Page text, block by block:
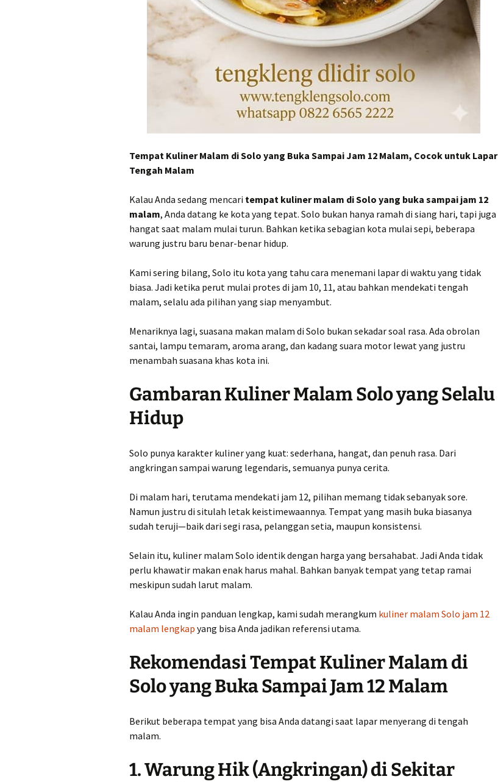
Tempat Kuliner Malam di Solo yang Buka Sampai Jam 12 Malam, Cocok untuk Lapar
Tengah Malam
Kalau Anda sedang mencari tempat kuliner malam di Solo yang buka sampai jam 12
malam, Anda datang ke kota yang tepat. Solo bukan hanya ramah di siang hari, tapi juga
hangat saat malam mulai turun. Bahkan ketika sebagian kota mulai sepi, beberapa
warung justru baru benar-benar hidup.
Kami sering bilang, Solo itu kota yang tahu cara menemani lapar di waktu yang tidak
biasa. Jadi ketika perut mulai protes di jam 10, 11, atau bahkan mendekati tengah
malam, selalu ada pilihan yang siap menyambut.
Menariknya lagi, suasana makan malam di Solo bukan sekadar soal rasa. Ada obrolan
santai, lampu temaram, aroma arang, dan kadang suara motor lewat yang justru
menambah suasana khas kota ini.
Gambaran Kuliner Malam Solo yang Selalu
Hidup
Solo punya karakter kuliner yang kuat: sederhana, hangat, dan penuh rasa. Dari
angkringan sampai warung legendaris, semuanya punya cerita.
Di malam hari, terutama mendekati jam 12, pilihan memang tidak sebanyak sore.
Namun justru di situlah letak keistimewaannya. Tempat yang masih buka biasanya
sudah teruji—baik dari segi rasa, pelanggan setia, maupun konsistensi.
Selain itu, kuliner malam Solo identik dengan harga yang bersahabat. Jadi Anda tidak
perlu khawatir makan enak harus mahal. Bahkan banyak tempat yang tetap ramai
meskipun sudah larut malam.
Kalau Anda ingin panduan lengkap, kami sudah merangkum kuliner malam Solo jam 12
malam lengkap yang bisa Anda jadikan referensi utama.
Rekomendasi Tempat Kuliner Malam di
Solo yang Buka Sampai Jam 12 Malam
Berikut beberapa tempat yang bisa Anda datangi saat lapar menyerang di tengah
malam.
1. Warung Hik (Angkringan) di Sekitar